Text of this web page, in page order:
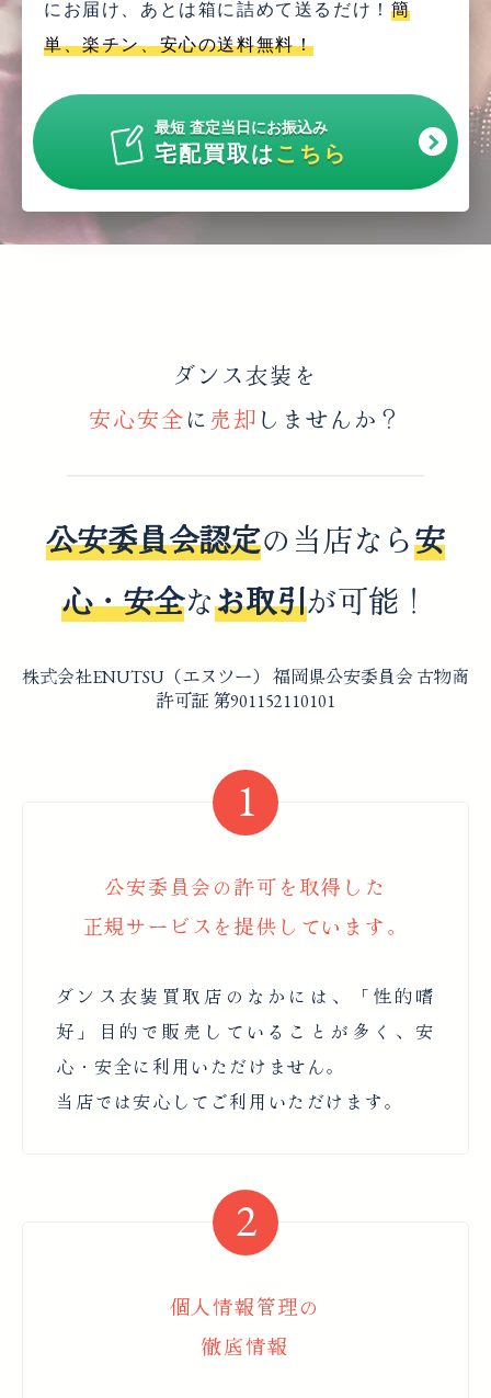
にお届け、 あとは箱に詰めて送るだけ！ 簡
単、楽チン、安心の送料無料！
最短 査定当日にお振込み
宅配買取はこちら
ダンス衣装を
安心安全に 売却 しませんか？
公安委員会認定の当店なら安
心・安全なお取引が可能！
株式会社ENUTSU（エヌツー） 福岡県公安委員会 古物商
許可証 第901152110101
公安委員会の許可を取得した
正規サービスを提供しています。
ダンス衣装買取店のなかには、「性的嗜
好」目的で販売していることが多く、安
心・安全に利用いただけません。
当店では安心してご利用いただけます。
個人情報管理の
徹底情報